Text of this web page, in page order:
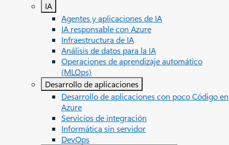
IA
Agentes y aplicaciones de IA
IA responsable con Azure
Infraestructura de IA
Análisis de datos para la IA
Operaciones de aprendizaje automático
(MLOps)
Desarrollo de aplicaciones
Desarrollo de aplicaciones con poco Código en
Azure
Servicios de integración
Informática sin servidor
DevOps